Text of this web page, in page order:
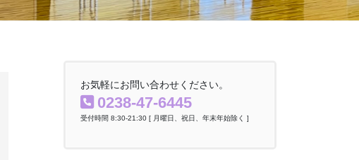
お気軽にお問い合わせください。
0238-47-6445
受付時間 8:30-21:30 [ 月曜日、祝日、年末年始除く ]